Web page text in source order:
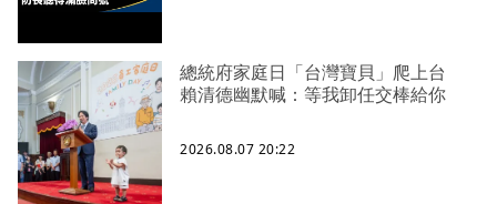
總統府家庭日「台灣寶貝」爬上台
賴清德幽默喊：等我卸任交棒給你
2026.08.07 20:22